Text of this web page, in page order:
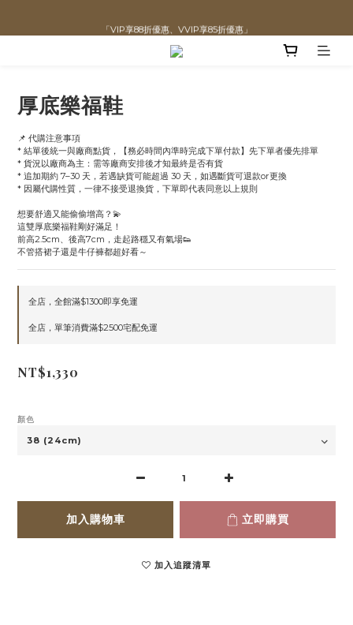
全館滿$1300即可享「免運」♡♡
厚底樂福鞋
📌 代購注意事項
* 結單後統一與廠商點貨，【務必時間內準時完成下單付款】先下單者優先排單
* 貨況以廠商為主：需等廠商安排後才知最終是否有貨
* 追加期約 7–30 天，若遇缺貨可能超過 30 天，如遇斷貨可退款or更換
* 因屬代購性質，一律不接受退換貨，下單即代表同意以上規則
想要舒適又能偷偷增高？💫
這雙厚底樂福鞋剛好滿足！
前高2.5cm、後高7cm，走起路穩又有氣場👟
不管搭裙子還是牛仔褲都超好看～
全店，全館滿$1300即享免運
全店，單筆消費滿$2500宅配免運
NT$1,330
顏色
加入購物車 立即購買
加入追蹤清單